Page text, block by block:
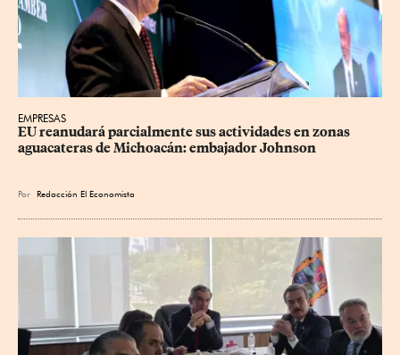
EMPRESAS
EU reanudará parcialmente sus actividades en zonas
aguacateras de Michoacán: embajador Johnson
Por Redacción El Economista